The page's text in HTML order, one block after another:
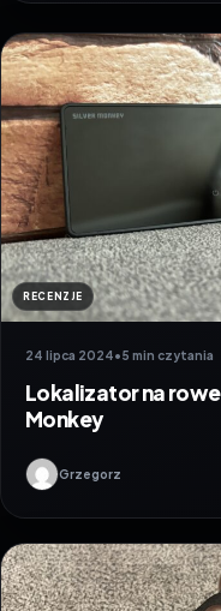
RECENZJE
24 lipca 2024•5 min czytania
Lokalizator na
Monkey
Grzegorz